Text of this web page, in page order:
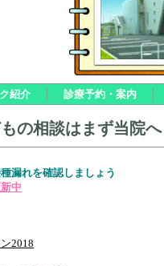
紹介 診療予約・案内
もの相談はま
漏れを確認しましょう
中
2018